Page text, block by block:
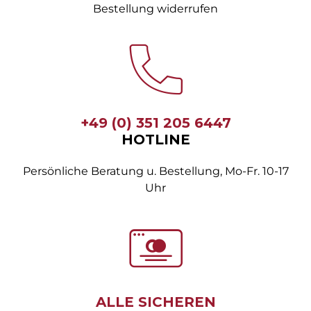
Bestellung widerrufen
+49 (0) 351 205 6447
HOTLINE
Persönliche Beratung u. Bestellung, Mo-Fr. 10-17
Uhr
ALLE SICHEREN